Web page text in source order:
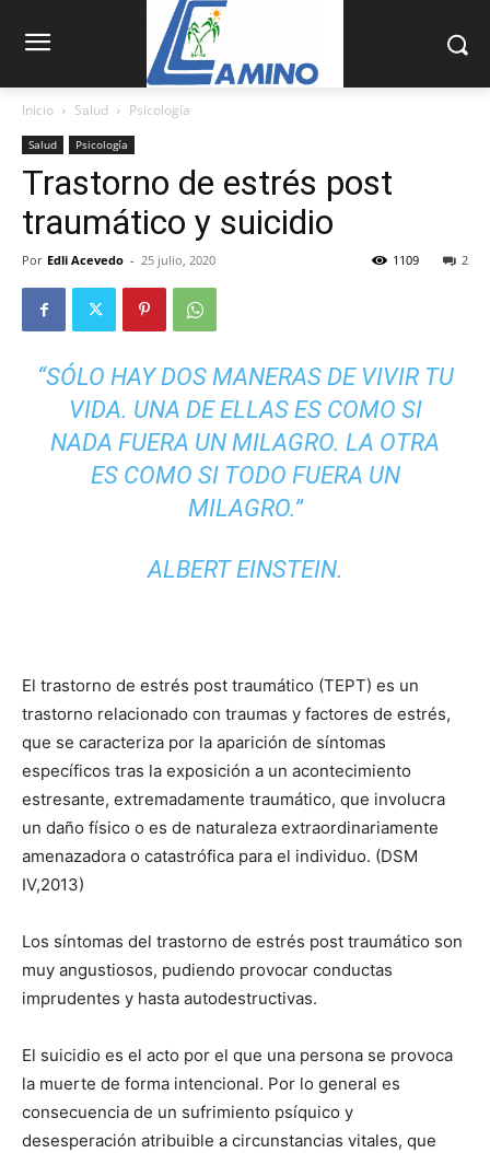
Inicio Salud Psicología
Salud Psicología
Trastorno de estrés post
traumático y suicidio
Por Edli Acevedo - 25 julio, 2020 2
1109
“SÓLO HAY DOS MANERAS DE VIVIR TU
VIDA. UNA DE ELLAS ES COMO SI
NADA FUERA UN MILAGRO. LA OTRA
ES COMO SI TODO FUERA UN
MILAGRO.”
ALBERT EINSTEIN.
El trastorno de estrés post traumático (TEPT) es un
trastorno relacionado con traumas y factores de estrés,
que se caracteriza por la aparición de síntomas
específicos tras la exposición a un acontecimiento
estresante, extremadamente traumático, que involucra
un daño físico o es de naturaleza extraordinariamente
amenazadora o catastrófica para el individuo. (DSM
IV,2013)
Los síntomas del trastorno de estrés post traumático son
muy angustiosos, pudiendo provocar conductas
imprudentes y hasta autodestructivas.
El suicidio es el acto por el que una persona se provoca
la muerte de forma intencional. Por lo gene­ral es
consecuencia de un sufri­miento psíquico y
desesperación atribuible a circunstancias vitales, que